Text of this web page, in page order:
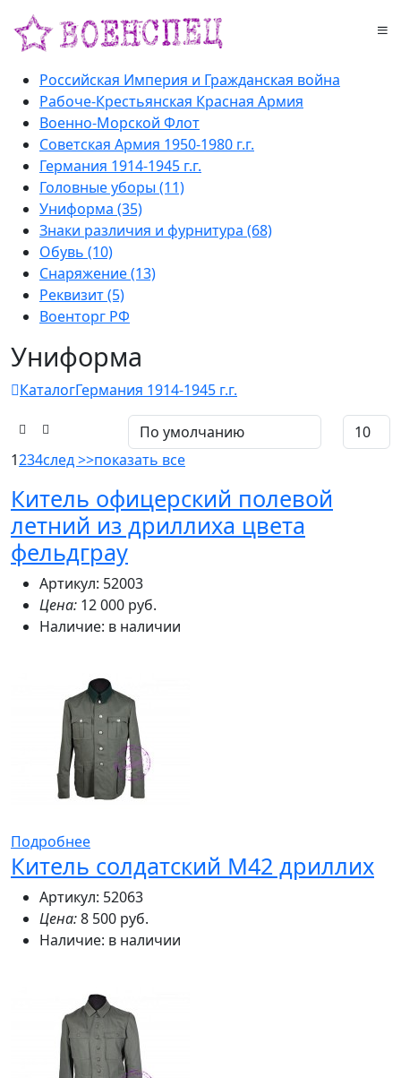
Российская Империя и Гражданская война
Рабоче-Крестьянская Красная Армия
Военно-Морской Флот
Советская Армия 1950-1980 г.г.
Германия 1914-1945 г.г.
Головные уборы (11)
Униформа (35)
Знаки различия и фурнитура (68)
Обувь (10)
Снаряжение (13)
Реквизит (5)
Военторг РФ
Униформа
КаталогГермания 1914-1945 г.г.
1234след >>показать все
Китель офицерский полевой
летний из дриллиха цвета
фельдграу
Артикул: 52003
Цена: 12 000 руб.
Наличие: в наличии
Подробнее
Китель солдатский M42 дриллих
Артикул: 52063
Цена:8 500 руб.
Наличие: в наличии